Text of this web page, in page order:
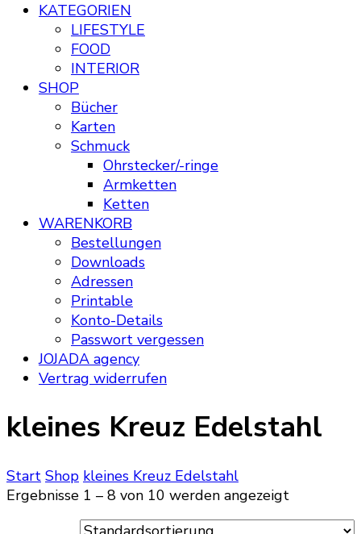
KATEGORIEN
LIFESTYLE
FOOD
INTERIOR
SHOP
Bücher
Karten
Schmuck
Ohrstecker/-ringe
Armketten
Ketten
WARENKORB
Bestellungen
Downloads
Adressen
Printable
Konto-Details
Passwort vergessen
JOJADA agency
Vertrag widerrufen
kleines Kreuz Edelstahl
Start Shop kleines Kreuz Edelstahl
Ergebnisse 1 – 8 von 10 werden angezeigt